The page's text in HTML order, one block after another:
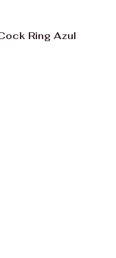
Ring Azul